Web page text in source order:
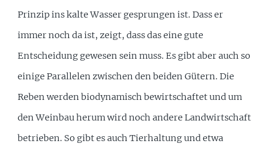
Prinzip ins kalte Wasser gesprungen ist. Dass er
immer noch da ist, zeigt, dass das eine gute
Entscheidung gewesen sein muss. Es gibt aber auch so
einige Parallelen zwischen den beiden Gütern. Die
Reben werden biodynamisch bewirtschaftet und um
den Weinbau herum wird noch andere Landwirtschaft
betrieben. So gibt es auch Tierhaltung und etwa